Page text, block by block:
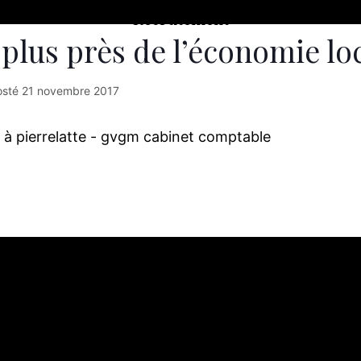
près de l’économie
21 novembre 2017